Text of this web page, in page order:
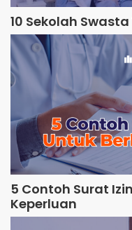
10 Sekolah
5 Contoh Surat
Keperluan